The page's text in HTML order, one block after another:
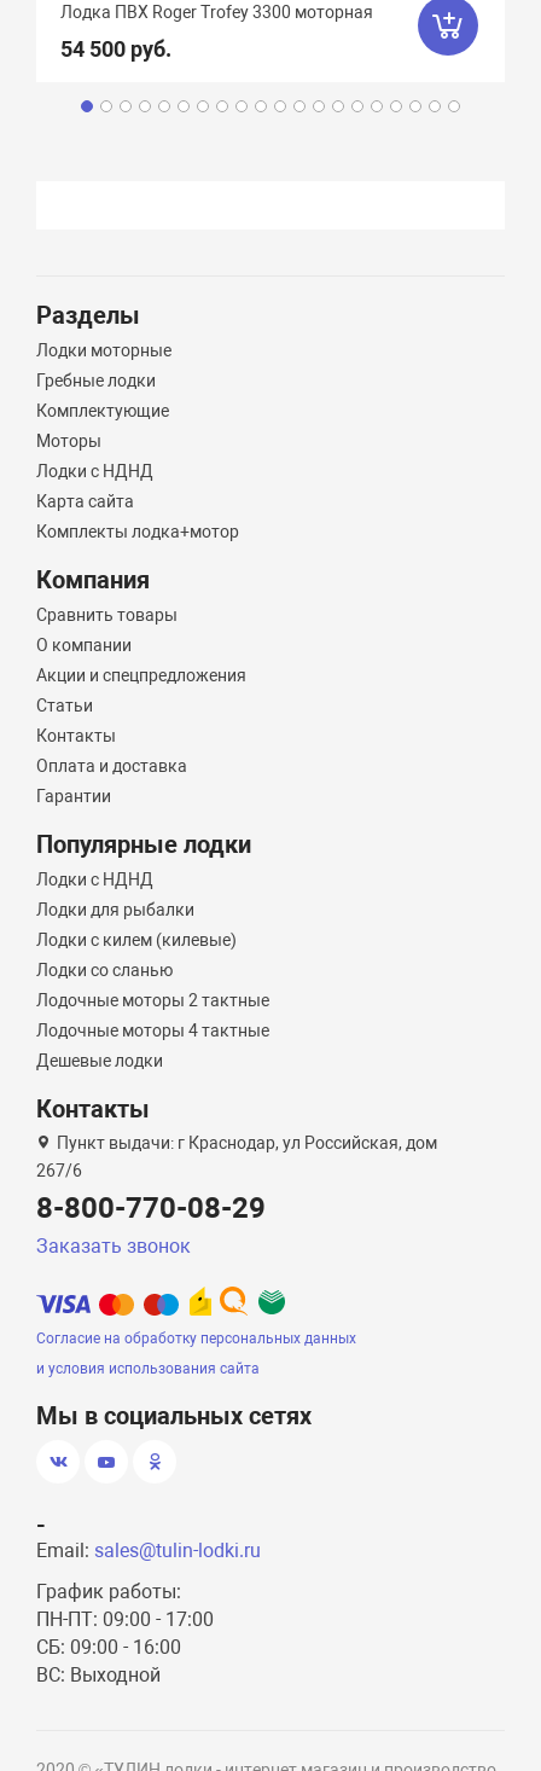
Лодка ПВХ Roger Trofey 3300 моторная
54 500 руб.
Разделы
Лодки моторные
Гребные лодки
Комплектующие
Моторы
Лодки с НДНД
Карта сайта
Комплекты лодка+мотор
Компания
Сравнить товары
О компании
Акции и спецпредложения
Статьи
Контакты
Оплата и доставка
Гарантии
Популярные лодки
Лодки с НДНД
Лодки для рыбалки
Лодки с килем (килевые)
Лодки со сланью
Лодочные моторы 2 тактные
Лодочные моторы 4 тактные
Дешевые лодки
Контакты
Пункт выдачи: г Краснодар, ул Российская, дом
267/6
8-800-770-08-29
Заказать звонок
Согласие на обработку персональных данных
и условия использования сайта
Мы в социальных сетях
-
Email: sales@tulin-lodki.ru
График работы:
ПН-ПТ: 09:00 - 17:00
СБ: 09:00 - 16:00
ВС: Выходной